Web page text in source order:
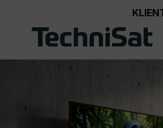
Przejdź do głównej zawartości